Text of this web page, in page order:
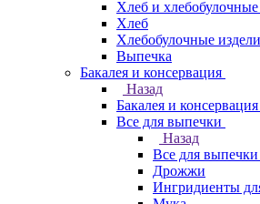
Хлеб и хлебобулочные
Хлеб
Хлебобулочные
Выпечка
Бакалея и консервация
Назад
Бакалея и консервация
Все для выпечки
Назад
Все для выпечки
Дрожжи
Ингридиенты